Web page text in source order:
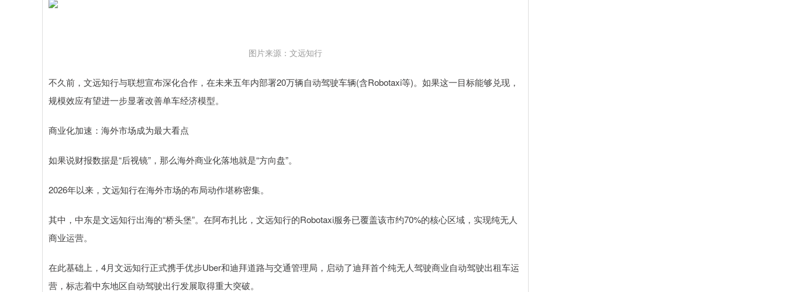
图片来源：文远知行
不久前，文远知行与联想宣布深化合作，在未来五年内部署20万辆自动驾驶车辆(含Robotaxi等)。如果这一目标能够兑现，
规模效应有望进一步显著改善单车经济模型。
商业化加速：海外市场成为最大看点
如果说财报数据是“后视镜”，那么海外商业化落地就是“方向盘”。
2026年以来，文远知行在海外市场的布局动作堪称密集。
其中，中东是文远知行出海的“桥头堡”。在阿布扎比，文远知行的Robotaxi服务已覆盖该市约70%的核心区域，实现纯无人
商业运营。
在此基础上，4月文远知行正式携手优步Uber和迪拜道路与交通管理局，启动了迪拜首个纯无人驾驶商业自动驾驶出租车运
营，标志着中东地区自动驾驶出行发展取得重大突破。